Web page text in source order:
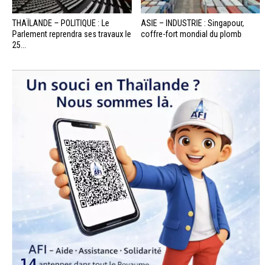
THAÏLANDE – POLITIQUE : Le
Parlement reprendra ses travaux le
25...
ASIE – INDUSTRIE : Singapour,
coffre-fort mondial du plomb